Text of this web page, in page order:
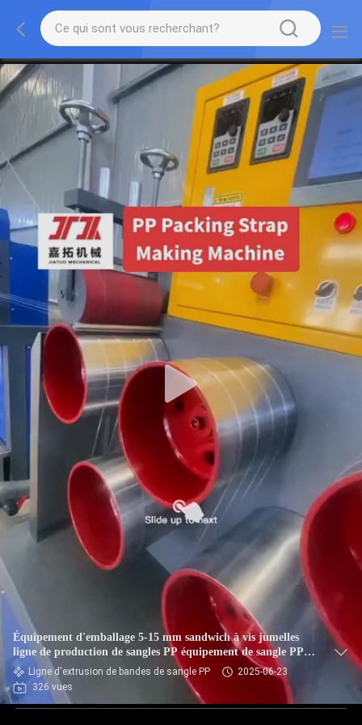
Équipement d'emballage 5-15 mm sandwich à vis jumelles
ligne de production de sangles PP équipement de sangle PP
extrudeuse pour système de commande PLC
Ligne d'extrusion de bandes de sangle PP
2025-06-23
326 vues